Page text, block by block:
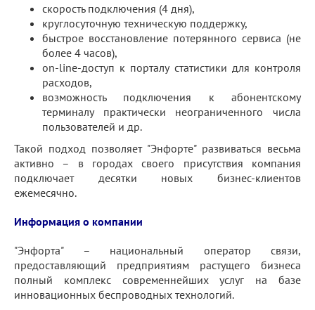
скорость подключения (4 дня),
круглосуточную техническую поддержку,
быстрое восстановление потерянного сервиса (не
более 4 часов),
on-line-доступ к порталу статистики для контроля
расходов,
возможность подключения к абонентскому
терминалу практически неограниченного числа
пользователей и др.
Такой подход позволяет "Энфорте" развиваться весьма
активно – в городах своего присутствия компания
подключает десятки новых бизнес-клиентов
ежемесячно.
Информация о компании
"Энфорта" – национальный оператор связи,
предоставляющий предприятиям растущего бизнеса
полный комплекс современнейших услуг на базе
инновационных беспроводных технологий.